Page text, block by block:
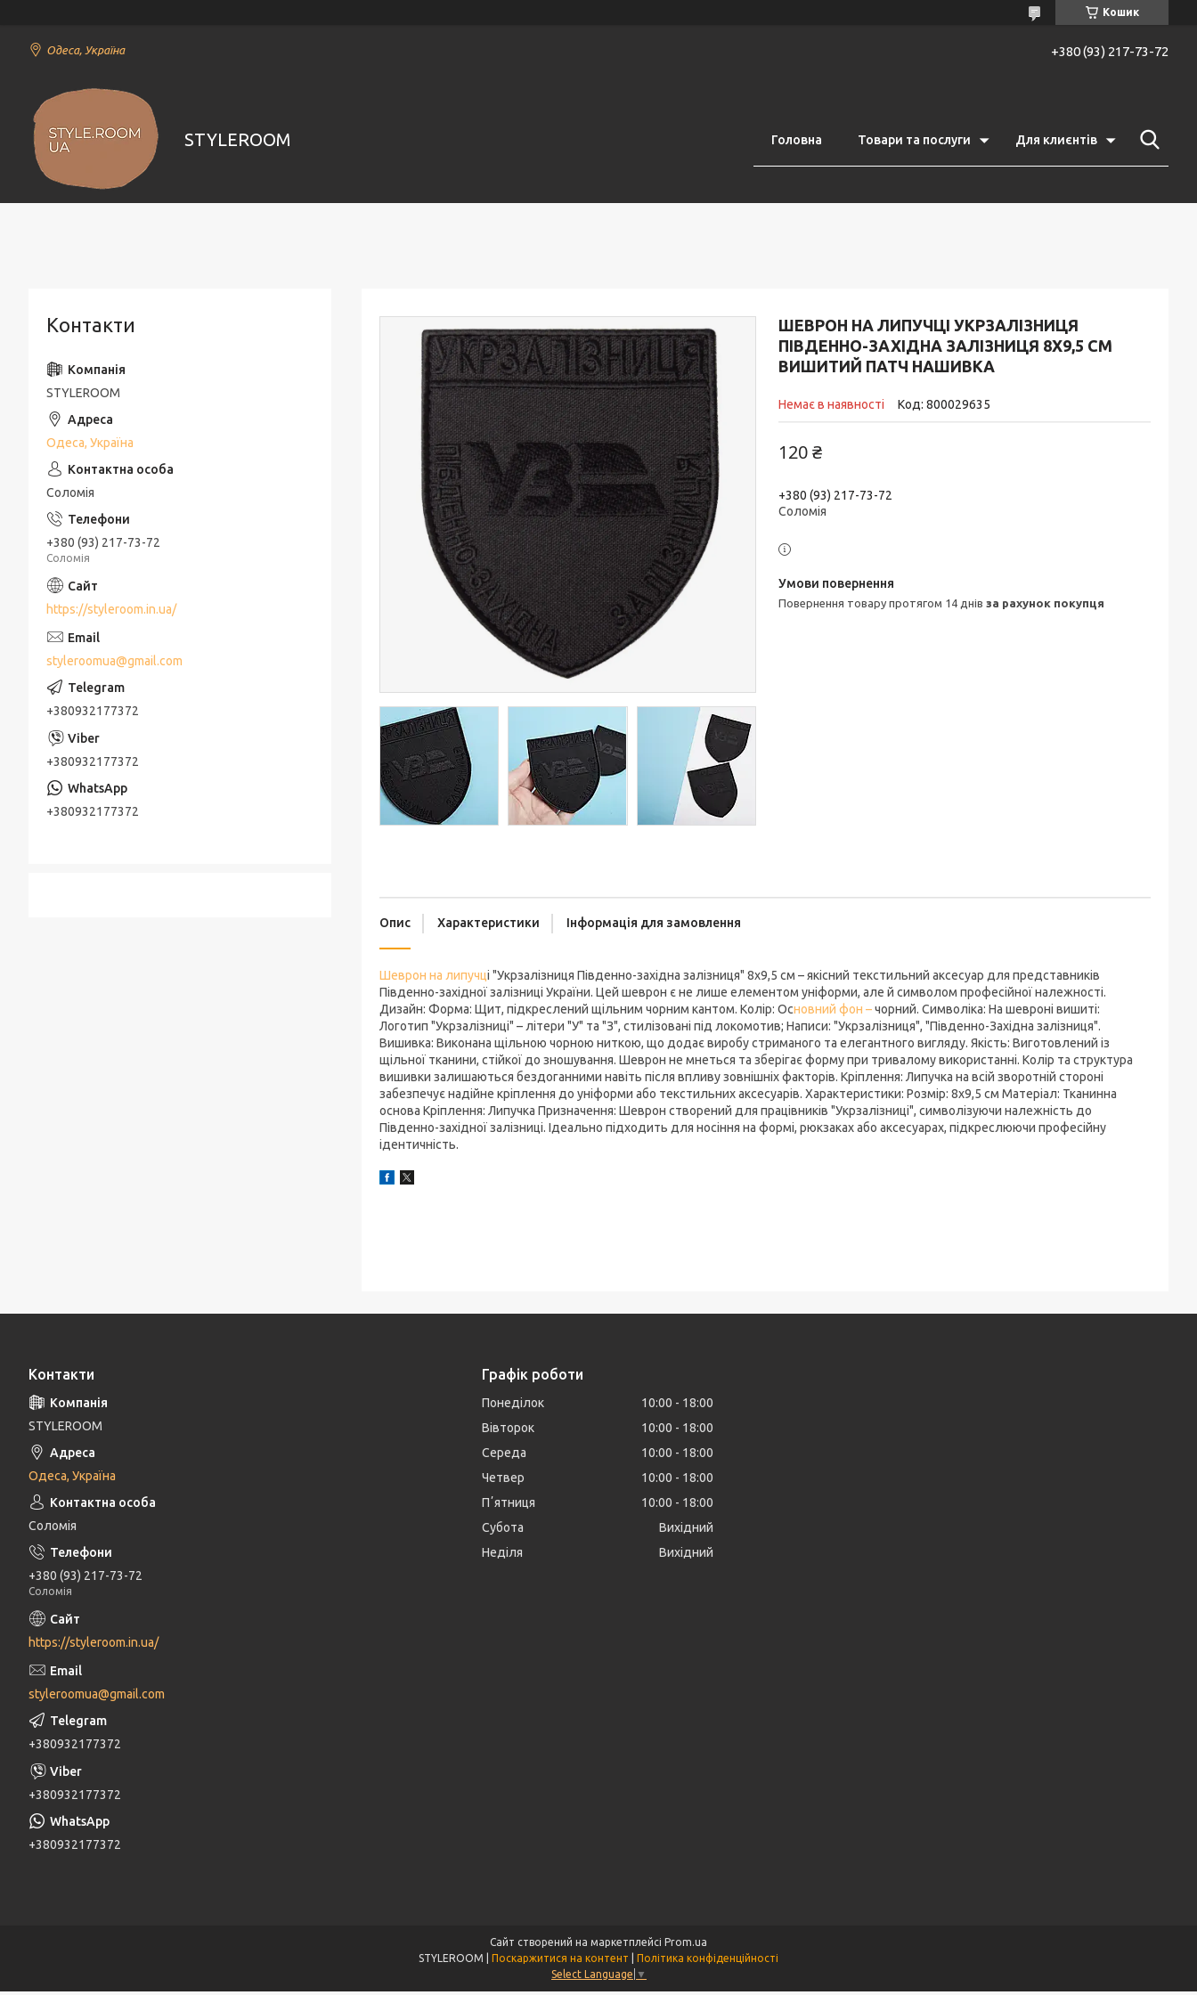
Кошик
Одеса, Україна +380 (93) 217-73-72
STYLEROOM Головна Товари та послуги Для клиєнтів
ШЕВРОН НА ЛИПУЧЦІ УКРЗАЛІЗНИЦЯ
ПІВДЕННО-ЗАХІДНА ЗАЛІЗНИЦЯ 8Х9,5 СМ
ВИШИТИЙ ПАТЧ НАШИВКА
Немає в наявності Код: 800029635
120 ₴
+380 (93) 217-73-72
Соломія
повернення товару протягом 14 днів за рахунок покупця
Опис Характеристики Інформація для замовлення
Шеврон на липучці "Укрзалізниця Південно-західна залізниця" 8х9,5 см – якісний текстильний аксесуар для представників
Південно-західної залізниці України. Цей шеврон є не лише елементом уніформи, але й символом професійної належності.
Дизайн: Форма: Щит, підкреслений щільним чорним кантом. Колір: Основний фон –чорний. Символіка: На шевроні вишиті:
Логотип "Укрзалізниці" – літери "У" та "З", стилізовані під локомотив; Написи: "Укрзалізниця", "Південно-Західна залізниця".
Вишивка: Виконана щільною чорною ниткою, що додає виробу стриманого та елегантного вигляду. Якість: Виготовлений із
щільної тканини, стійкої до зношування. Шеврон не мнеться та зберігає форму при тривалому використанні. Колір та структура
вишивки залишаються бездоганними навіть після впливу зовнішніх факторів. Кріплення: Липучка на всій зворотній стороні
забезпечує надійне кріплення до уніформи або текстильних аксесуарів. Характеристики: Розмір: 8х9,5 см Матеріал: Тканинна
основа Кріплення: Липучка Призначення: Шеврон створений для працівників "Укрзалізниці", символізуючи належність до
Південно-західної залізниці. Ідеально підходить для носіння на формі, рюкзаках або аксесуарах, підкреслюючи професійну
ідентичність.
Контакти
STYLEROOM
Одеса, Україна
Соломія
+380 (93) 217-73-72
Соломія
https://styleroom.in.ua/
styleroomua@gmail.com
+380932177372
+380932177372
+380932177372
Контакти
STYLEROOM
Одеса, Україна
Соломія
+380 (93) 217-73-72
Соломія
https://styleroom.in.ua/
styleroomua@gmail.com
+380932177372
+380932177372
+380932177372
Графік роботи
Понеділок 10:00
18:00
Вівторок
10:00
18:00
Середа
10:00
18:00
Четвер
10:00
18:00
Пʼятниця
10:00
18:00
Субота
Вихідний
Неділя
Вихідний
Сайт створений на маркетплейсі Prom.ua
Поскаржитися на контент
Політика конфіденційності
Select Language ▼